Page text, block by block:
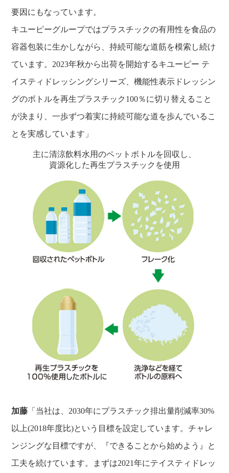
要因にもなっています。
キユーピーグループではプラスチックの有用性を食品の
容器包装に生かしながら、持続可能な道筋を模索し続け
ています。2023年秋から出荷を開始するキユーピー テ
イスティドレッシングシリーズ、機能性表示ドレッシン
グのボトルを再生プラスチック100％に切り替えること
が決まり、一歩ずつ着実に持続可能な道を歩んでいるこ
とを実感しています」
主に清涼飲料水用のペットボトルを回収し、
資源化した再生プラスチックを使用
加藤 「当社は、2030年にプラスチック排出量削減率30%
以上(2018年度比)という目標を設定しています。チャレ
ンジングな目標ですが、『できることから始めよう』と
工夫を続けています。まずは2021年にテイスティドレッ